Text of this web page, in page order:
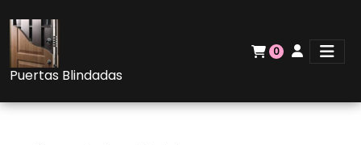
Puertas Blindadas
0